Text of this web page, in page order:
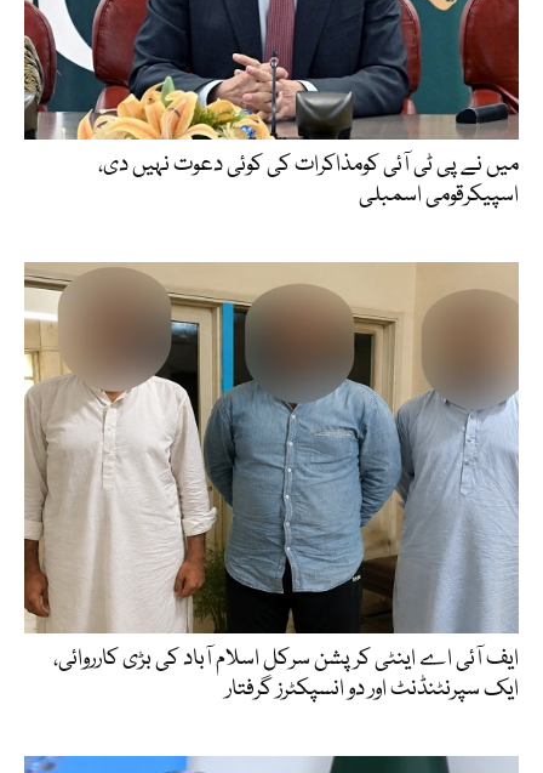
میں نے پی ٹی آئی کومذاکرات کی کوئی دعوت نہیں دی،
اسپیکرقومی اسمبلی
ایف آئی اے اینٹی کرپشن سرکل اسلام آباد کی بڑی کارروائی،
ایک سپرنٹنڈنٹ اور دو انسپکٹرز گرفتار